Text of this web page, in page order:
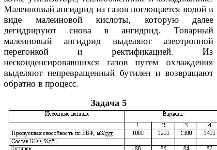
Малеиновый ангидрид из газов поглощается водой в
виде малеиновой кислоты, которую далее
дегидрируют снова в ангидрид. Товарный
малеиновый ангидрид выделяют азеотропной
перегонкой и ректификацией. Из
несконденсировавшихся газов путем охлаждения
выделяют непревращенный бутилен и возвращают
обратно в процесс.
Задача 5